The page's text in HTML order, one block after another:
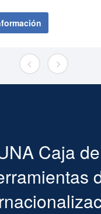
Caja de